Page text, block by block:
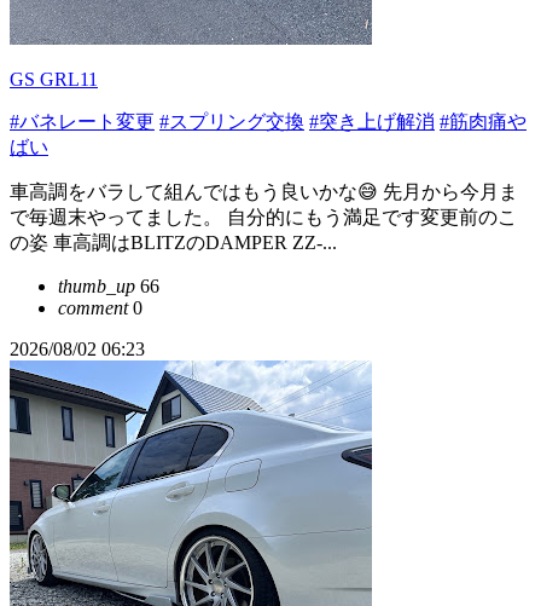
GS GRL11
#バネレート変更 #スプリング交換 #突き上げ解消 #筋肉痛や
ばい
車高調をバラして組んではもう良いかな😅 先月から今月ま
で毎週末やってました。 自分的にもう満足です変更前のこ
の姿 車高調はBLITZのDAMPER ZZ-...
thumb_up 66
comment0
2026/08/02 06:23